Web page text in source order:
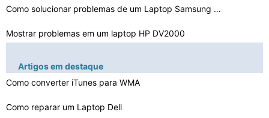
Como solucionar problemas de um Laptop Samsung RF710
Mostrar problemas em um laptop HP DV2000
Como solucionar Headphones portáteis
Laptop para HDMI Audio Problemas
Artigos em destaque
Como converter iTunes para WMA
Como reparar um Laptop Dell